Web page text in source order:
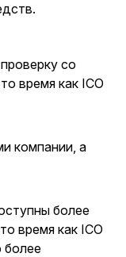
со
время как ICO
компании, а
более
время как ICO
более